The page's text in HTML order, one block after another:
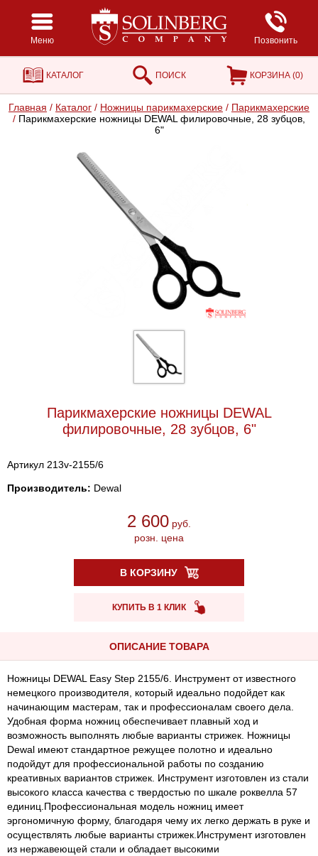
Меню Позвонить
КАТАЛОГ ПОИСК КОРЗИНА (0)
Главная / Каталог / Ножницы парикмахерские / Парикмахерские
/ Парикмахерские ножницы DEWAL филировочные, 28 зубцов,
6"
Парикмахерские ножницы DEWAL
филировочные, 28 зубцов, 6"
Артикул 213v-2155/6
Производитель: Dewal
2 600 руб.
розн. цена
В КОРЗИНУ
КУПИТЬ В 1 КЛИК
ОПИСАНИЕ ТОВАРА
Ножницы DEWAL Easy Step 2155/6. Инструмент от известного
немецкого производителя, который идеально подойдет как
начинающим мастерам, так и профессионалам своего дела.
Удобная форма ножниц обеспечивает плавный ход и
возможность выполнять любые варианты стрижек. Ножницы
Dewal имеют стандартное режущее полотно и идеально
подойдут для профессиональной работы по созданию
креативных вариантов стрижек. Инструмент изготовлен из стали
высокого класса качества с твердостью по шкале роквелла 57
единиц.Профессиональная модель ножниц имеет
эргономичную форму, благодаря чему их легко держать в руке и
осуществлять любые варианты стрижек.Инструмент изготовлен
из нержавеющей стали и обладает высокими